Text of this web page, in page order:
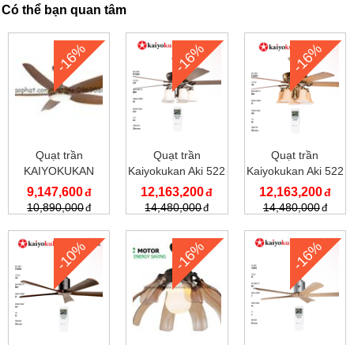
Có thể bạn quan tâm
-16%
Quạt trần
KAIYOKUKAN
HIRO 219 OAK
9,147,600
10,890,000
-16%
Quạt trần
Kaiyokukan Aki 522
12,163,200
14,480,000
-16%
Quạt trần
Kaiyokukan Aki 522
G
12,163,200
14,480,000
-10% -16% -16%